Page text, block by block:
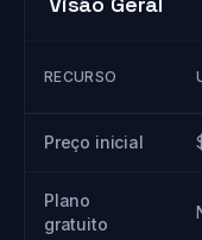
RECURSO
Preço inicial
Plano
gratuito